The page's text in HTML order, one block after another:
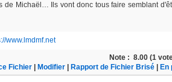
de Michaël… Ils vont donc tous faire semblant
www.lmdmf.net
Note : 8.00 (1
Fichier
Modifier Rapport de Fichier Brisé En